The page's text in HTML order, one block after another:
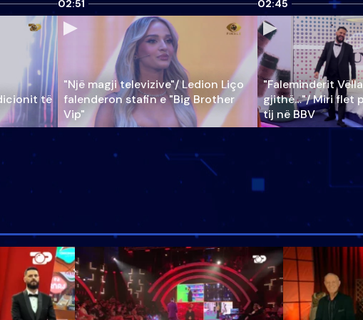
të
02:51
"Një magji televizive"/ Ledion Liço
falenderon stafin e "Big Brother
Vip"
02:45
"Faleminderit
gjithë…"/ Miri flet
tij në BBV